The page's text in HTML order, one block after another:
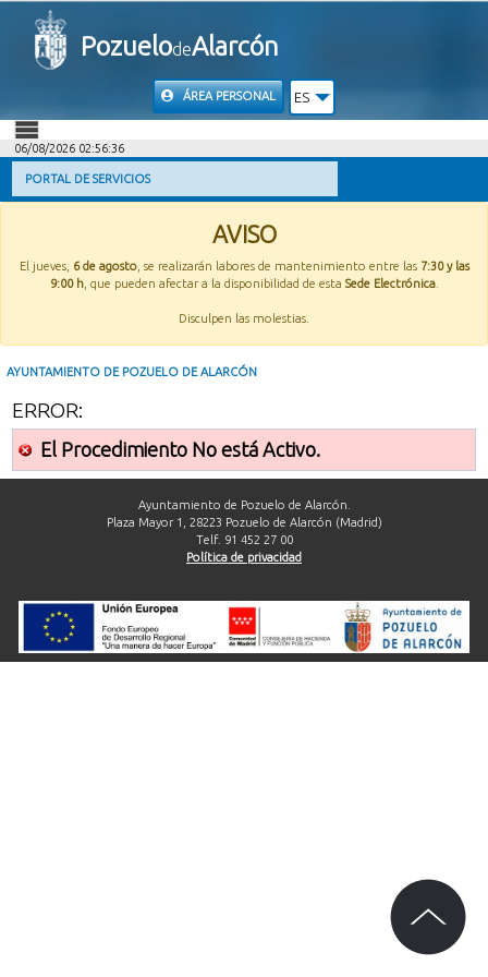
PozuelodeAlarcón
ÁREA PERSONAL ES
INICIO
INFORMACIÓN PÚBLICA
MI CARPETA
06/08/2026 02:56:36
PORTAL DE SERVICIOS
AVISO
El jueves, 6 de agosto, se realizarán labores de mantenimiento entre las 7:30 y las
9:00 h, que pueden afectar a la disponibilidad de esta Sede Electrónica.
Disculpen las molestias.
AYUNTAMIENTO DE POZUELO DE ALARCÓN
ERROR:
El Procedimiento No está Activo.
Ayuntamiento de Pozuelo de Alarcón.
Plaza Mayor 1, 28223 Pozuelo de Alarcón (Madrid)
Telf. 91 452 27 00
Política de privacidad